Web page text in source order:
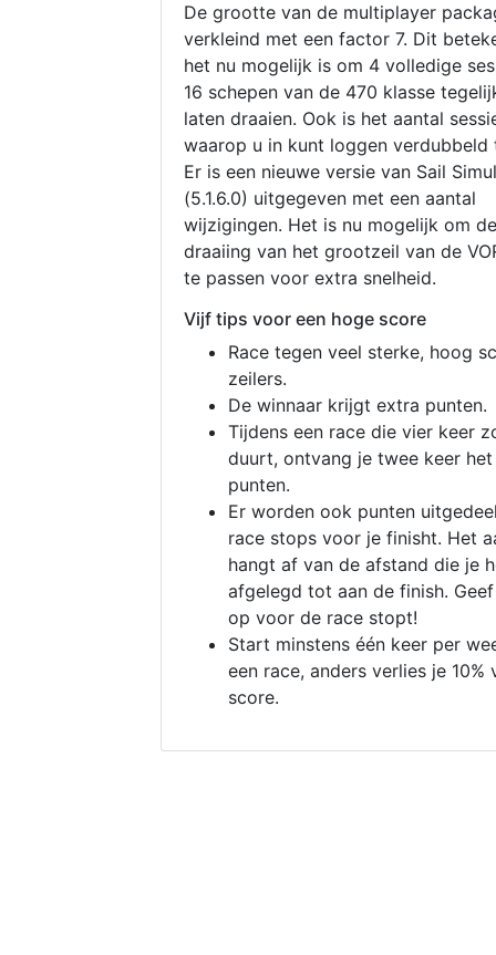
De grootte van de multiplayer
verkleind met een factor 7. Dit
het nu mogelijk is om 4 volledige
16 schepen van de 470 klasse
laten draaien. Ook is het aantal
waarop u in kunt loggen verdubbeld
Er is een nieuwe versie van Sail
(5.1.6.0) uitgegeven met een aantal
wijzigingen. Het is nu mogelijk om de
draaiing van het grootzeil van de
te passen voor extra snelheid.
Vijf tips voor een hoge score
Race tegen veel sterke, hoog
zeilers.
De winnaar krijgt extra punten.
Tijdens een race die vier keer
duurt, ontvang je twee keer
punten.
Er worden ook punten
race stops voor je finisht. Het
hangt af van de afstand die je
afgelegd tot aan de finish.
op voor de race stopt!
Start minstens één keer per
een race, anders verlies je 10%
score.